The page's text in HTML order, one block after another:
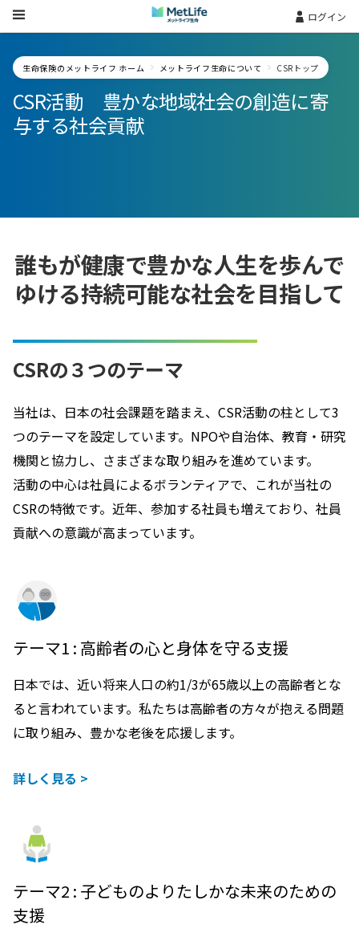
Skip Navigation ログイン
生命保険のメットライフ ホーム メットライフ生命について CSRトップ
CSR活動 豊かな地域社会の創造に寄
与する社会貢献
誰もが健康で豊かな人生を歩んで
ゆける持続可能な社会を目指して
CSRの３つのテーマ
当社は、日本の社会課題を踏まえ、CSR活動の柱として3
つのテーマを設定しています。NPOや自治体、教育・研究
機関と協力し、さまざまな取り組みを進めています。
活動の中心は社員によるボランティアで、これが当社の
CSRの特徴です。近年、参加する社員も増えており、社員
貢献への意識が高まっています。
テーマ1 : 高齢者の心と身体を守る支援
日本では、近い将来人口の約1/3が65歳以上の高齢者とな
ると言われています。私たちは高齢者の方々が抱える問題
に取り組み、豊かな老後を応援します。
詳しく見る >
テーマ2 : 子どものよりたしかな未来のための
支援